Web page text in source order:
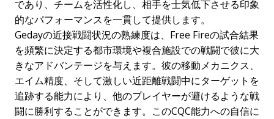
であり、チームを活性化し、相手を士気低下させる印象
的なパフォーマンスを一貫して提供します。
Gedayの近接戦闘状況の熟練度は、Free Fireの試合結果
を頻繁に決定する都市環境や複合施設での戦闘で彼に大
きなアドバンテージを与えます。彼の移動メカニクス、
エイム精度、そして激しい近距離戦闘中にターゲットを
追跡する能力により、他のプレイヤーが避けるような戦
闘に勝利することができます。このCQC能力への自信に